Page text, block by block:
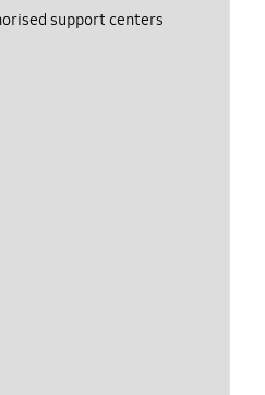
support centers